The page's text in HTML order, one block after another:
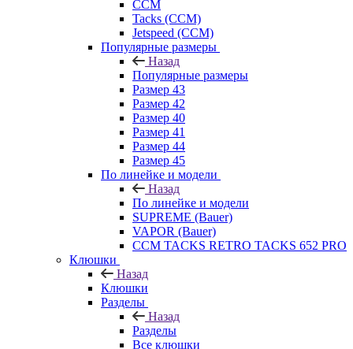
CCM
Tacks (CCM)
Jetspeed (CCM)
Популярные размеры
Назад
Популярные размеры
Размер 43
Размер 42
Размер 40
Размер 41
Размер 44
Размер 45
По линейке и модели
Назад
По линейке и модели
SUPREME (Bauer)
VAPOR (Bauer)
CCM TACKS RETRO TACKS 652 PRO
Клюшки
Назад
Клюшки
Разделы
Назад
Разделы
Все клюшки